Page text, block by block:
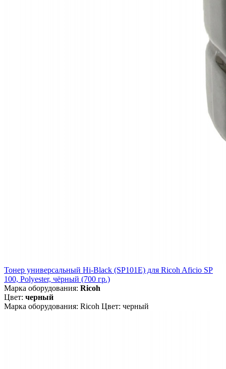
Тонер универсальный Hi-Black (SP101E) для Ricoh Aficio SP
100, Polyester, чёрный (700 гр.)
Марка оборудования: Ricoh
Цвет: черный
Марка оборудования: Ricoh Цвет: черный